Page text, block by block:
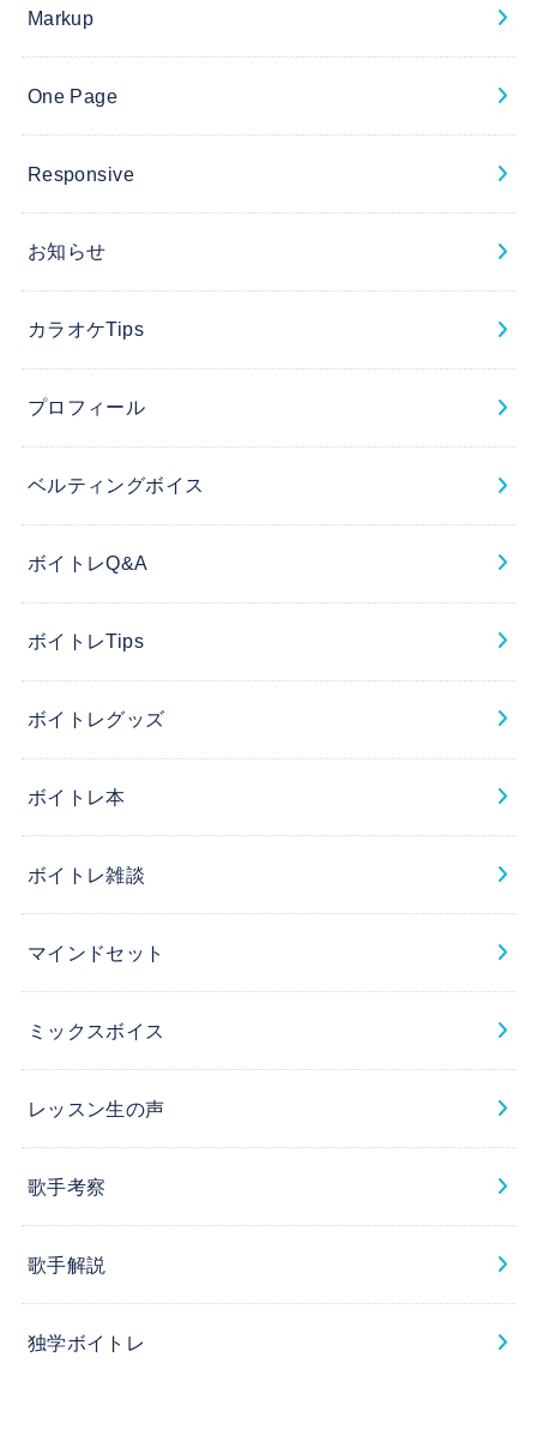
Markup
One Page
Responsive
お知らせ
カラオケTips
プロフィール
ベルティングボイス
ボイトレQ&A
ボイトレTips
ボイトレグッズ
ボイトレ本
ボイトレ雑談
マインドセット
ミックスボイス
レッスン生の声
歌手考察
歌手解説
独学ボイトレ